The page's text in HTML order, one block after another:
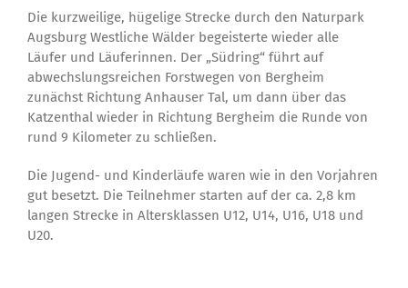
Die kurzweilige, hügelige Strecke durch den Naturpark
Augsburg Westliche Wälder begeisterte wieder alle
Läufer und Läuferinnen. Der „Südring“ führt auf
abwechslungsreichen Forstwegen von Bergheim
zunächst Richtung Anhauser Tal, um dann über das
Katzenthal wieder in Richtung Bergheim die Runde von
rund 9 Kilometer zu schließen.
Die Jugend- und Kinderläufe waren wie in den Vorjahren
gut besetzt. Die Teilnehmer starten auf der ca. 2,8 km
langen Strecke in Altersklassen U12, U14, U16, U18 und
U20.